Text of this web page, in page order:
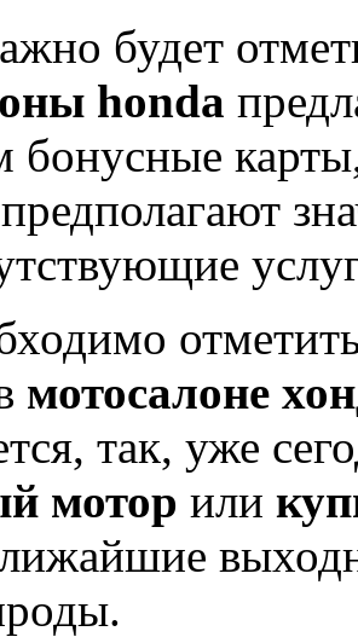
будет
honda
бонусные
мотосалоне
так, уже
мотор или